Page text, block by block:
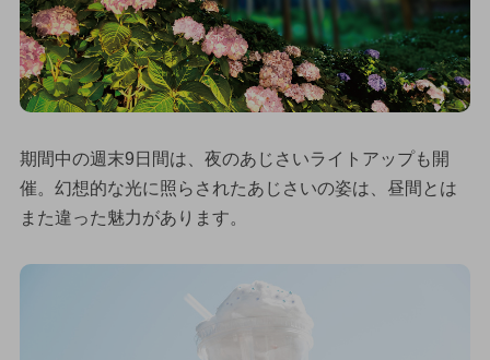
期間中の週末9日間は、夜のあじさいライトアップも開
催。幻想的な光に照らされたあじさいの姿は、昼間とは
また違った魅力があります。